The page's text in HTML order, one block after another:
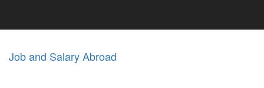
Job and Salary Abroad